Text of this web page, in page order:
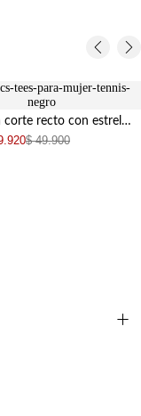
+
Camiseta corte recto con estrellas en negro para mujer
$ 49.900